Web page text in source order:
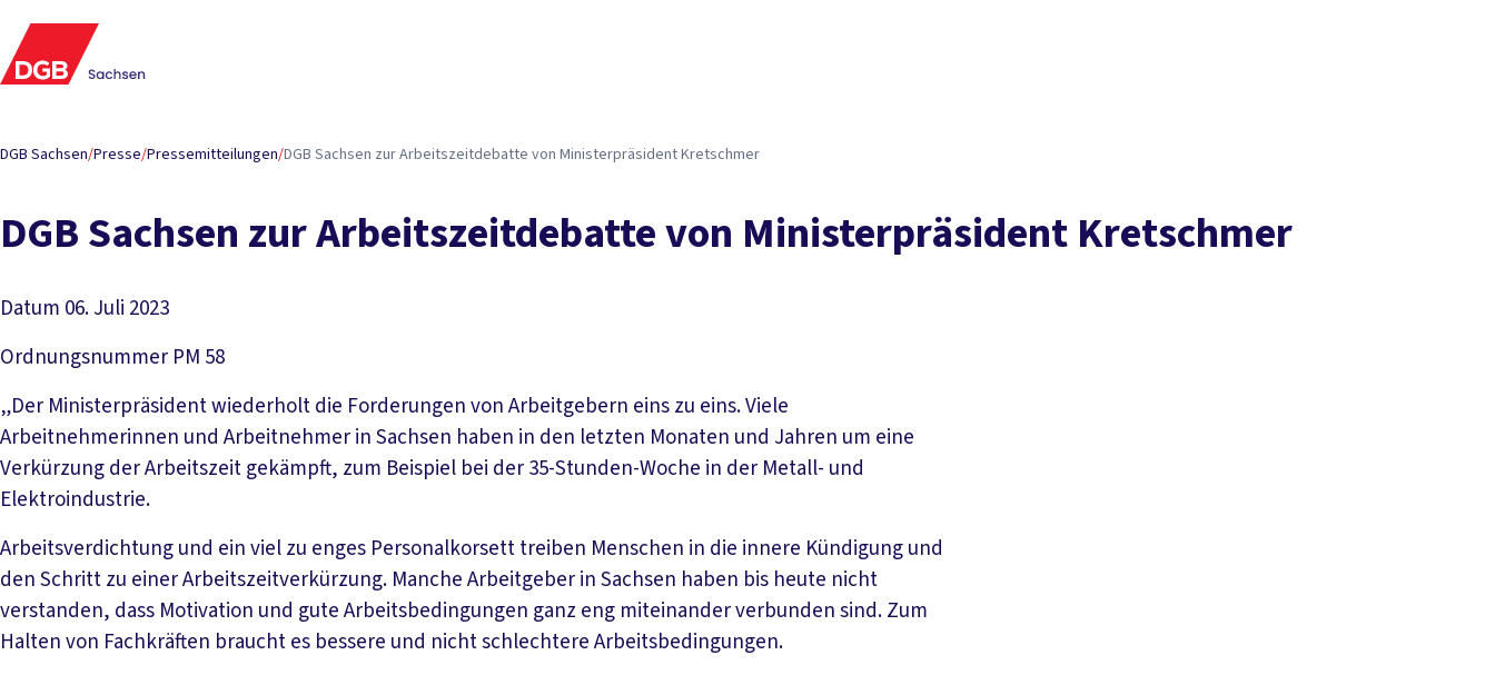
DGB Sachsen/Presse/Pressemitteilungen/DGB Sachsen zur Arbeitszeitdebatte von Ministerpräsident Kretschmer
DGB Sachsen zur Arbeitszeitdebatte von Ministerpräsident Kretschmer
Datum 06. Juli 2023
Ordnungsnummer PM 58
„Der Ministerpräsident wiederholt die Forderungen von Arbeitgebern eins zu eins. Viele
Arbeitnehmerinnen und Arbeitnehmer in Sachsen haben in den letzten Monaten und Jahren um eine
Verkürzung der Arbeitszeit gekämpft, zum Beispiel bei der 35-Stunden-Woche in der Metall- und
Elektroindustrie.
Arbeitsverdichtung und ein viel zu enges Personalkorsett treiben Menschen in die innere Kündigung und
den Schritt zu einer Arbeitszeitverkürzung. Manche Arbeitgeber in Sachsen haben bis heute nicht
verstanden, dass Motivation und gute Arbeitsbedingungen ganz eng miteinander verbunden sind. Zum
Halten von Fachkräften braucht es bessere und nicht schlechtere Arbeitsbedingungen.